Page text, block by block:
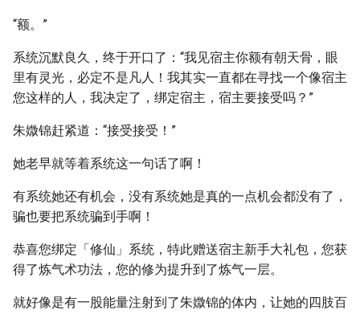
“额。”
系统沉默良久，终于开口了：“我见宿主你额有朝天骨，眼
里有灵光，必定不是凡人！我其实一直都在寻找一个像宿主
您这样的人，我决定了，绑定宿主，宿主要接受吗？”
朱媺锦赶紧道：“接受接受！”
她老早就等着系统这一句话了啊！
有系统她还有机会，没有系统她是真的一点机会都没有了，
骗也要把系统骗到手啊！
恭喜您绑定「修仙」系统，特此赠送宿主新手大礼包，您获
得了炼气术功法，您的修为提升到了炼气一层。
就好像是有一股能量注射到了朱媺锦的体内，让她的四肢百